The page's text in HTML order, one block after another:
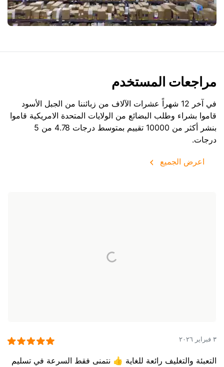
مراجعات المستخدم
في آخر 12 شهراً عشرات الآلاف من زبائننا من الجبل الأسود
قاموا بشراء وطلب البضائع من الولايات المتحدة الامريكية قاموا
بنشر أكثر من 10000 تقييم بمتوسط درجات 4.78 من 5
درجات.
اعرض الجميع
٣ فبراير ٢٠٢٦
التعبئة والتغليف رائعة للغاية 👍 نتمنى فقط السرعة في تسليم